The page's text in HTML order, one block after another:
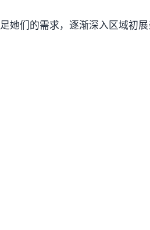
她们的需求，逐渐深入区域初展